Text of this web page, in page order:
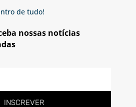
de tudo!
nossas notícias
INSCREVER